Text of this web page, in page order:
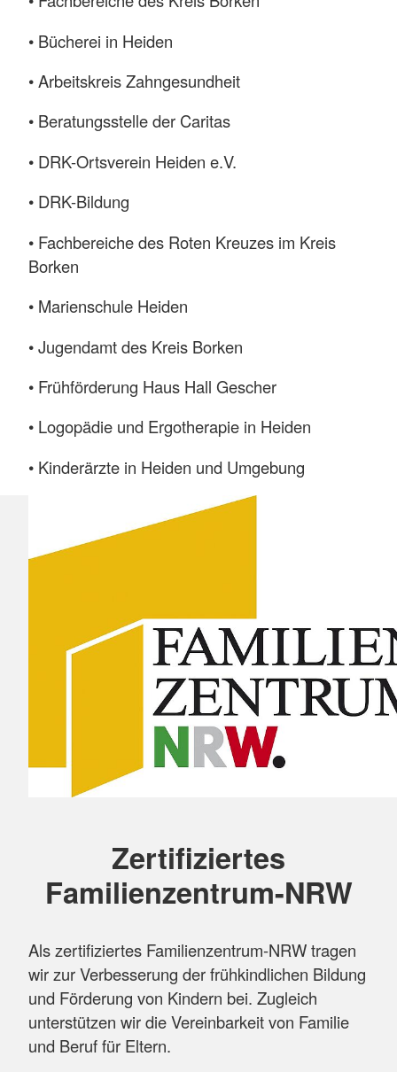
• Bücherei in Heiden
• Arbeitskreis Zahngesundheit
• Beratungsstelle der Caritas
• DRK-Ortsverein Heiden e.V.
• DRK-Bildung
• Fachbereiche des Roten Kreuzes im Kreis
Borken
• Marienschule Heiden
• Jugendamt des Kreis Borken
• Frühförderung Haus Hall Gescher
• Logopädie und Ergotherapie in Heiden
• Kinderärzte in Heiden und Umgebung
Zertifiziertes
Familienzentrum-NRW
Als zertifiziertes Familienzentrum-NRW tragen
wir zur Verbesserung der frühkindlichen Bildung
und Förderung von Kindern bei. Zugleich
unterstützen wir die Vereinbarkeit von Familie
und Beruf für Eltern.